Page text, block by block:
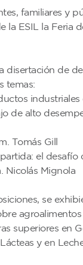
familiares y
la ESIL la Feria
disertación de
temas:
industriales
de alto
Tomás Gill
el desafío
Nicolás Mignola
se
superiores en
y en